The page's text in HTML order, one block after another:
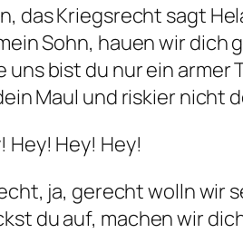
das Kriegsrecht sagt
Sohn, hauen wir dich
uns bist du nur ein armer
Maul und riskier nicht
Hey! Hey! Hey!
ja, gerecht wolln wir
du auf, machen wir